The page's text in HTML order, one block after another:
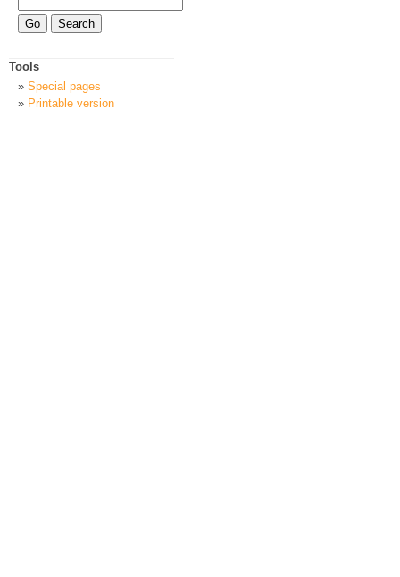
Tools
Special pages
Printable version